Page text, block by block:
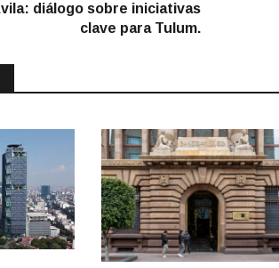
diálogo sobre iniciativas
clave para Tulum.